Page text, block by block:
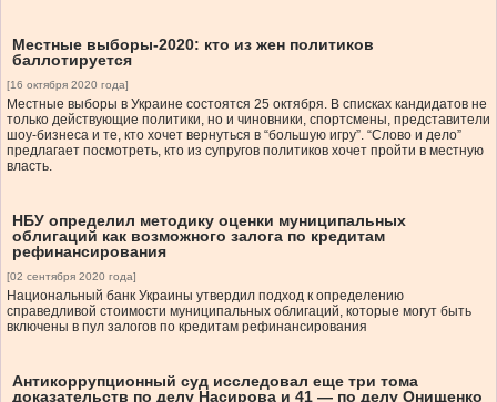
Местные выборы-2020: кто из жен политиков
баллотируется
[16 октября 2020 года]
Местные выборы в Украине состоятся 25 октября. В списках кандидатов не
только действующие политики, но и чиновники, спортсмены, представители
шоу-бизнеса и те, кто хочет вернуться в “большую игру”. “Слово и дело”
предлагает посмотреть, кто из супругов политиков хочет пройти в местную
власть.
НБУ определил методику оценки муниципальных
облигаций как возможного залога по кредитам
рефинансирования
[02 сентября 2020 года]
Национальный банк Украины утвердил подход к определению
справедливой стоимости муниципальных облигаций, которые могут быть
включены в пул залогов по кредитам рефинансирования
Антикоррупционный суд исследовал еще три тома
доказательств по делу Насирова и 41 — по делу Онищенко